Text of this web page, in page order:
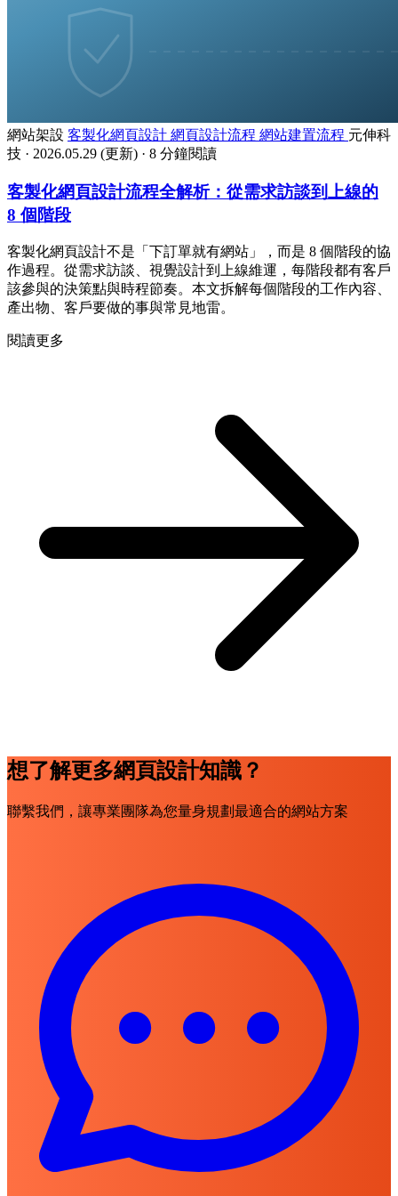
網站架設 客製化網頁設計 網頁設計流程 網站建置流程 元伸科
技 · 2026.05.29 (更新) · 8 分鐘閱讀
客製化網頁設計流程全解析：從需求訪談到上線的
8 個階段
客製化網頁設計不是「下訂單就有網站」，而是 8 個階段的協
作過程。從需求訪談、視覺設計到上線維運，每階段都有客戶
該參與的決策點與時程節奏。本文拆解每個階段的工作內容、
產出物、客戶要做的事與常見地雷。
閱讀更多
想了解更多網頁設計知識？
聯繫我們，讓專業團隊為您量身規劃最適合的網站方案